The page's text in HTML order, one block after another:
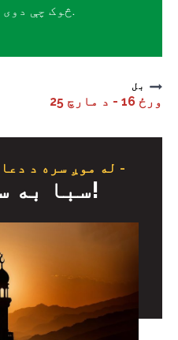
څوک چې دوی ته خدمت کولی شي.
بل
ورځ 16 - د مارچ 25
له موږ سره د دعا کولو لپاره مننه -
سبا به سره ګورو!